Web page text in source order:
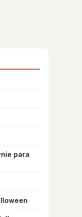
para